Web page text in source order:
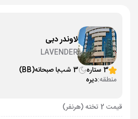
لاوندر دبی
LAVENDER
3 ستاره
3 شب با صبحانه(BB)
منطقه:دیره
قیمت 2 تخته (هرنفر)